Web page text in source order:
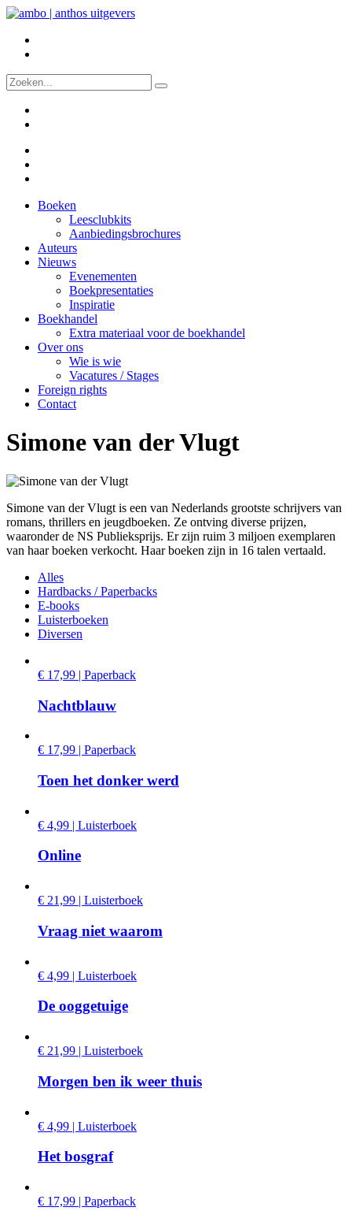
Boeken
Leesclubkits
Aanbiedingsbrochures
Auteurs
Nieuws
Evenementen
Boekpresentaties
Inspiratie
Boekhandel
Extra materiaal voor de boekhandel
Over ons
Wie is wie
Vacatures / Stages
Foreign rights
Contact
Simone van der Vlugt
Simone van der Vlugt is een van Nederlands grootste schrijvers van
romans, thrillers en jeugdboeken. Ze ontving diverse prijzen,
waaronder de NS Publieksprijs. Er zijn ruim 3 miljoen exemplaren
van haar boeken verkocht. Haar boeken zijn in 16 talen vertaald.
Alles
Hardbacks / Paperbacks
E-books
Luisterboeken
Diversen
€ 17,99 | Paperback
Nachtblauw
€ 17,99 | Paperback
Toen het donker werd
€ 4,99 | Luisterboek
Online
€ 21,99 | Luisterboek
Vraag niet waarom
€ 4,99 | Luisterboek
De ooggetuige
€ 21,99 | Luisterboek
Morgen ben ik weer thuis
€ 4,99 | Luisterboek
Het bosgraf
€ 17,99 | Paperback